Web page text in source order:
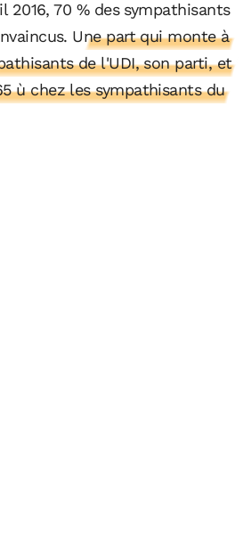
2016, 70 % des sympathisants
Une part qui monte à
de l'UDI, son parti, et
ù chez les sympathisants du